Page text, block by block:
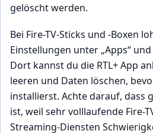
gelöscht werden.
Bei Fire-TV-Sticks und -Boxen
Einstellungen unter „Apps“
Dort kannst du die RTL+ App
leeren und Daten löschen,
installierst. Achte darauf, dass
ist, weil sehr volllaufende Fire-
Streaming-Diensten